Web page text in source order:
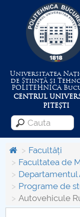
Universitatea
de Știință și
POLITEHNICA
CENTRUL
PITEȘTI
Menu
Despre
Centrul de
Facultăți
Facultatea de
Departamentul
Programe de
Autovehicule